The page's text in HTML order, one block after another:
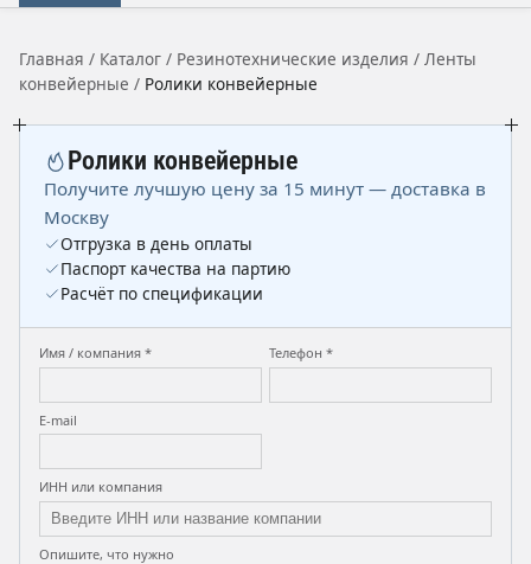
Главная / Каталог / Резинотехнические изделия / Ленты
конвейерные / Ролики конвейерные
Ролики конвейерные
Получите лучшую цену за 15 минут — доставка в
Москву
Отгрузка в день оплаты
Паспорт качества на партию
Расчёт по спецификации
Имя / компания * Телефон *
E-mail
ИНН или компания
Опишите, что нужно